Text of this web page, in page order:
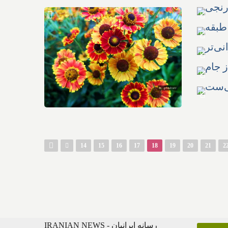
14 15 16 17 18 19 20 21
IRANIAN NEWS - رسانه ایرانیان